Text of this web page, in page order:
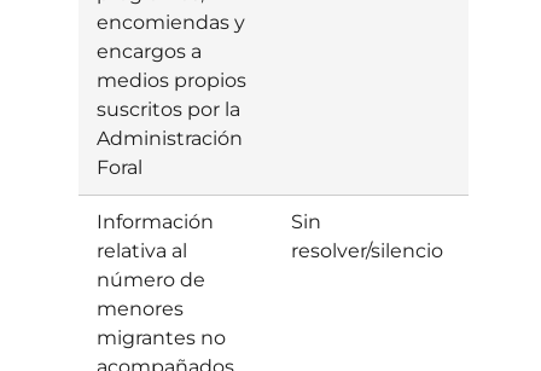
encomiendas y
encargos a
medios propios
suscritos por la
Administración
Foral
Información
relativa al
número de
menores
migrantes no
acompañados
Sin
resolver/silencio